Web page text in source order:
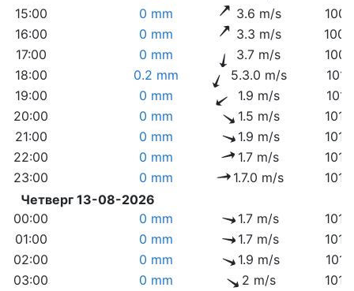
15:00
0 mm 3.6 m/s
16:00
0 mm 3.3 m/s
17:00
0 mm 3.7 m/s
18:00
0.2 mm 5.3.0 m/s
19:00
0 mm 1.9 m/s
20:00
0 mm 1.5 m/s
21:00
0 mm 1.9 m/s
22:00
0 mm 1.7 m/s
23:00
0 mm 1.7.0 m/s
Четверг 13-08-2026
00:00
0 mm 1.7 m/s
01:00
0 mm 1.7 m/s
02:00
0 mm 1.9 m/s
03:00
0 mm 2 m/s